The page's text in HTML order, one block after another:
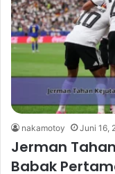
nakamotoy Juni 16,
Jerman
Babak